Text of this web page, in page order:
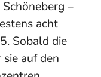
–
acht
Sobald die
auf den